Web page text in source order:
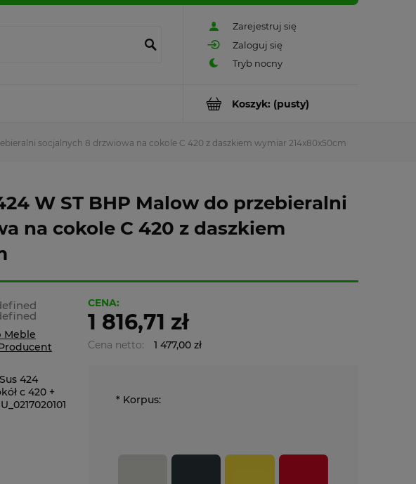
Zarejestruj się
Zaloguj się
Koszyk: (pusty)
socjalnych 8 drzwiowa na cokole C 420 z daszkiem wymiar 214x80x50cm
W ST BHP Malow do przebieralni
na cokole C 420 z daszkiem
Meble
424
c 420 +
CENA:
1 816,71 zł
Cena netto: 1 477,00 zł
* Korpus: